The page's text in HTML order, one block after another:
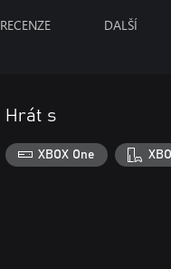
RECENZE DALŠÍ
Hrát s
XBOX One